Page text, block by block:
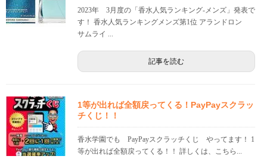
2023年 3月度の「香水人気ランキング-メンズ」発表で
す！ 香水人気ランキングメンズ第1位 アランドロン
サムライ ...
記事を読む
1等が出れば全額戻ってくる！PayPayスクラッ
チくじ！！
香水学園でも PayPayスクラッチくじ やってます！ 1
等が出れば全額戻ってくる！！ 詳しくは、こちら...